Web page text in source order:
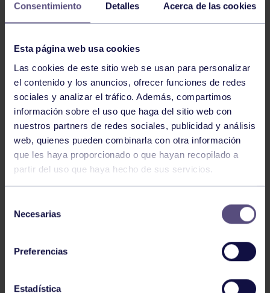
Consentimiento Detalles Acerca de las cookies
Esta página web usa cookies
Las cookies de este sitio web se usan para personalizar
el contenido y los anuncios, ofrecer funciones de redes
sociales y analizar el tráfico. Además, compartimos
información sobre el uso que haga del sitio web con
nuestros partners de redes sociales, publicidad y análisis
web, quienes pueden combinarla con otra información
que les haya proporcionado o que hayan recopilado a
partir del uso que haya hecho de sus servicios.
Necesarias
Preferencias
Estadística
NOTICIAS RELACIONADAS
Hockey 28 Jul 2026
ÓSCAR PALOMERO, RUMBO AL
MUNDIAL